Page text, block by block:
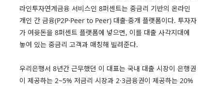
라인투자연계금융 서비스인 8퍼센트는 중금리 기반의 온라인
개인 간 금융(P2P·Peer to Peer) 대출·중개 플랫폼이다. 투자자
가 여윳돈을 8퍼센트 플랫폼에 넣으면, 이를 대출 사각지대에
놓여 있는 중금리 고객과 매칭해 빌려준다.
우리은행서 8년간 근무했던 이 대표는 국내 대출 시장이 은행권
이 제공하는 2~5% 저금리 시장과 2·3금융권이 제공하는 20%